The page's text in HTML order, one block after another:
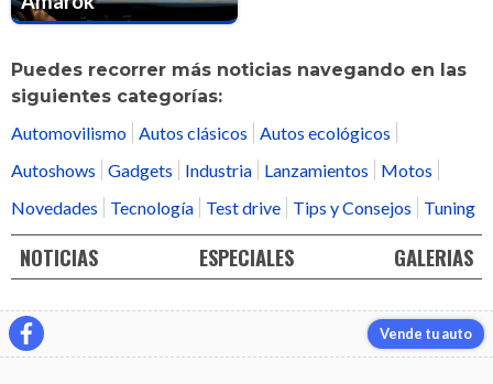
Puedes recorrer más noticias navegando en las
siguientes categorías:
Automovilismo Autos clásicos
Autos ecológicos
Autoshows
Gadgets Industria Lanzamientos
Motos
Novedades
Tecnología Test drive Tips y Consejos Tuning
NOTICIAS ESPECIALES GALERIAS
Vende tu auto